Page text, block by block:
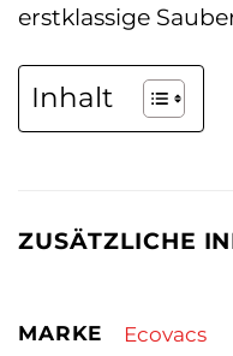
erstklassige
Inhalt
ZUSÄTZLICHE
MARKE Ecovacs